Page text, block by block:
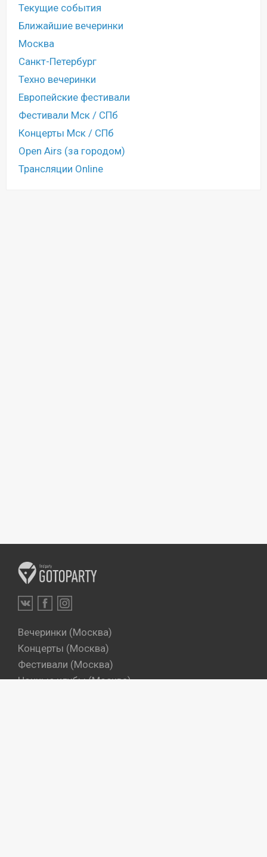
Текущие события
Ближайшие вечеринки
Москва
Санкт-Петербург
Техно вечеринки
Европейские фестивали
Фестивали Мск / СПб
Концерты Мск / СПб
Open Airs (за городом)
Трансляции Online
Вечеринки (Москва)
Концерты (Москва)
Фестивали (Москва)
Ночные клубы (Москва)